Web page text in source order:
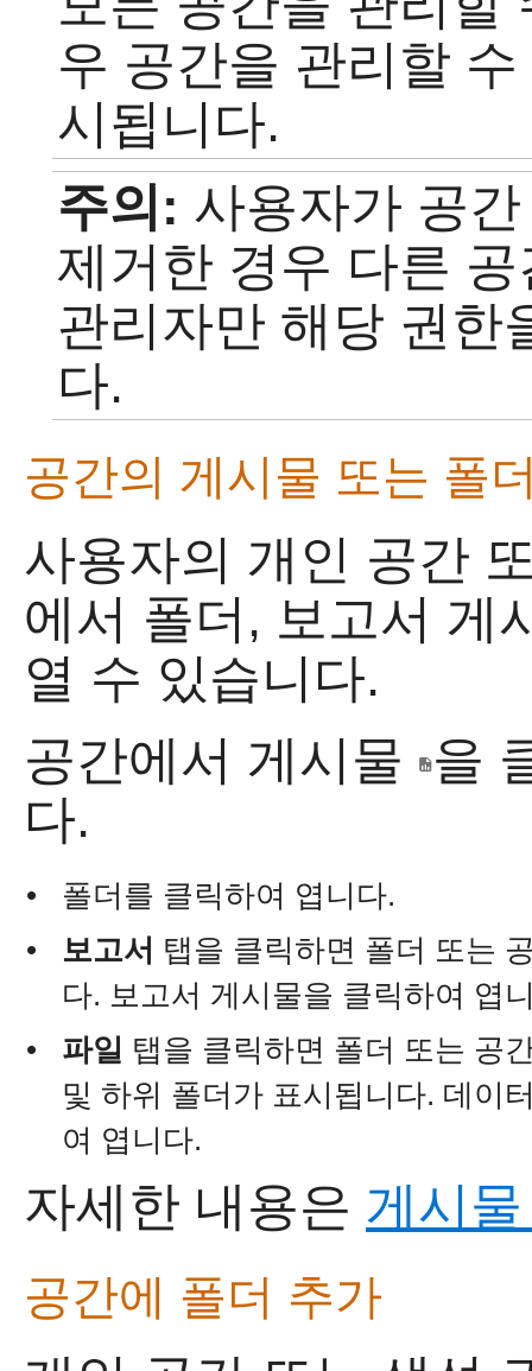
우 공간을 관리할
시됩니다.
주의: 사용자가 공
제거한 경우 다른
관리자만 해당 권한
다.
공간의 게시물 또는 폴
사용자의 개인 공간
에서 폴더, 보고서 게
열 수 있습니다.
공간에서 게시물
을
다.
•
폴더를 클릭하여 엽니다.
•
보고서 탭을 클릭하면 폴더 또는
다. 보고서 게시물을 클릭하여 엽
•
파일 탭을 클릭하면 폴더 또는 공
및 하위 폴더가 표시됩니다. 데이
여 엽니다.
자세한 내용은 게시
공간에 폴더 추가